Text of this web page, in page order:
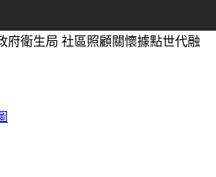
府衛生局 社區照顧關懷據點世代融